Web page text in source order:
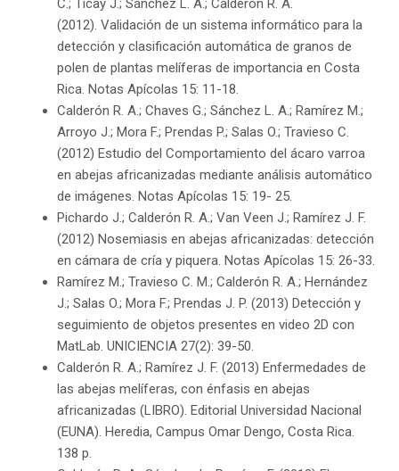
C.; Ticay J.; Sánchez L. A.; Calderón R. A.
(2012). Validación de un sistema informático para la
detección y clasificación automática de granos de
polen de plantas melíferas de importancia en Costa
Rica. Notas Apícolas 15: 11-18.
Calderón R. A.; Chaves G.; Sánchez L. A.; Ramírez M.;
Arroyo J.; Mora F.; Prendas P.; Salas O.; Travieso C.
(2012) Estudio del Comportamiento del ácaro varroa
en abejas africanizadas mediante análisis automático
de imágenes. Notas Apícolas 15: 19- 25.
Pichardo J.; Calderón R. A.; Van Veen J.; Ramírez J. F.
(2012) Nosemiasis en abejas africanizadas: detección
en cámara de cría y piquera. Notas Apícolas 15: 26-33.
Ramírez M.; Travieso C. M.; Calderón R. A.; Hernández
J.; Salas O.; Mora F.; Prendas J. P. (2013) Detección y
seguimiento de objetos presentes en video 2D con
MatLab. UNICIENCIA 27(2): 39-50.
Calderón R. A.; Ramírez J. F. (2013) Enfermedades de
las abejas melíferas, con énfasis en abejas
africanizadas (LIBRO). Editorial Universidad Nacional
(EUNA). Heredia, Campus Omar Dengo, Costa Rica.
138 p.